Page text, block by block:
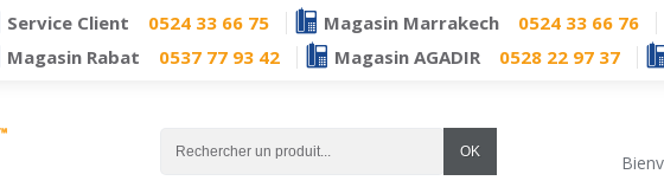
Service Client 0524 33 66 75 Magasin Marrakech 0524 33 66 76
Magasin Rabat
0537 77 93 42 Magasin AGADIR 0528 22 97 37
OK